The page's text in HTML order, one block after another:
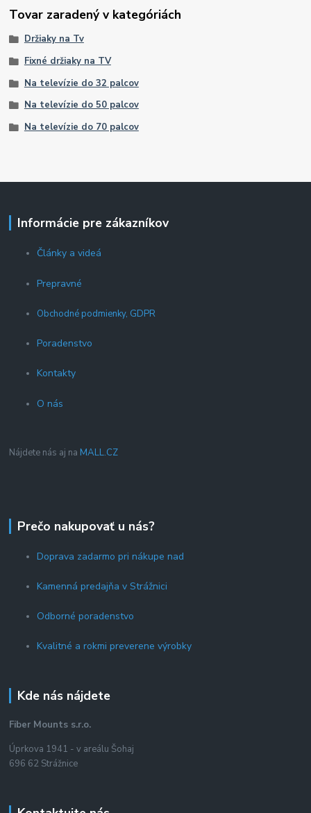
Tovar zaradený v kategóriách
Držiaky na Tv
Fixné držiaky na TV
Na televízie do 32 palcov
Na televízie do 50 palcov
Na televízie do 70 palcov
Informácie pre zákazníkov
Články a videá
Prepravné
Obchodné podmienky, GDPR
Poradenstvo
Kontakty
O nás
Nájdete nás aj na MALL.CZ
Prečo nakupovať u nás?
Doprava zadarmo pri nákupe nad
Kamenná predajňa v Strážnici
Odborné poradenstvo
Kvalitné a rokmi preverene výrobky
Kde nás nájdete
Fiber Mounts s.r.o.
Úprkova 1941 - v areálu Šohaj
696 62 Strážnice